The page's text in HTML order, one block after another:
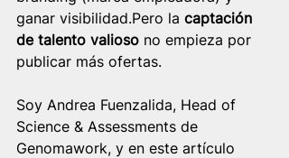
ganar visibilidad.Pero la captación
de talento valioso no empieza por
publicar más ofertas.
Soy Andrea Fuenzalida, Head of
Science & Assessments de
Genomawork, y en este artículo